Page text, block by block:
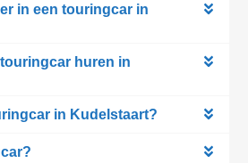
in een touringcar in
huren in
in Kudelstaart?